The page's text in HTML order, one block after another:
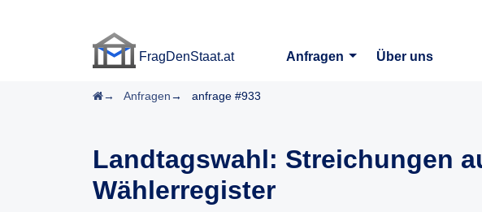
FragDenStaat.at
Anfragen
Über uns
Startseite
Anfragen anfrage #933
Landtagswahl: Streichungen
Wählerregister